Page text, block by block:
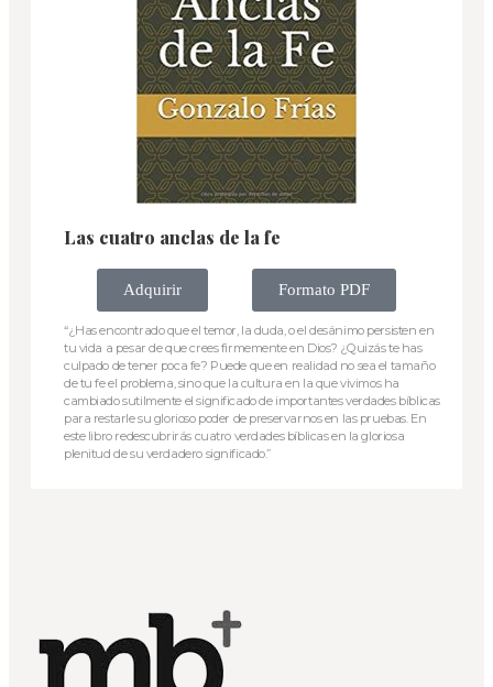
Las cuatro anclas de la fe
Adquirir Formato PDF
“¿Has encontrado que el temor, la duda, o el desánimo persisten en
tu vida a pesar de que crees firmemente en Dios? ¿Quizás te has
culpado de tener poca fe? Puede que en realidad no sea el tamaño
de tu fe el problema, sino que la cultura en la que vivimos ha
cambiado sutilmente el significado de importantes verdades bíblicas
para restarle su glorioso poder de preservarnos en las pruebas. En
este libro redescubrirás cuatro verdades bíblicas en la gloriosa
plenitud de su verdadero significado.”